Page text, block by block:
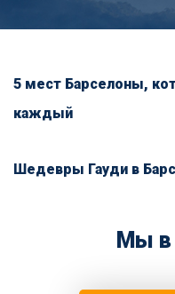
5 мест Барселоны,
каждый
Шедевры Гауди в
Мы в